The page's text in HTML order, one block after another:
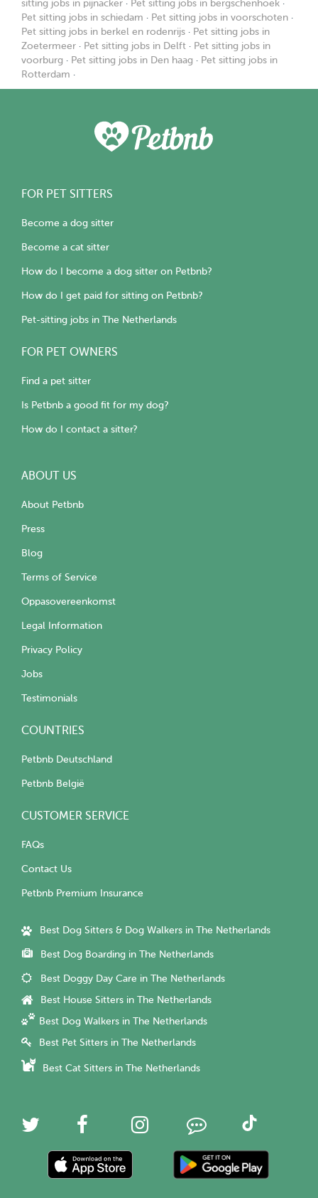
sitting jobs in pijnacker · Pet sitting jobs in bergschenhoek ·
Pet sitting jobs in schiedam · Pet sitting jobs in voorschoten ·
Pet sitting jobs in berkel en rodenrijs · Pet sitting jobs in
Zoetermeer · Pet sitting jobs in Delft · Pet sitting jobs in
voorburg · Pet sitting jobs in Den haag · Pet sitting jobs in
Rotterdam ·
FOR PET SITTERS
Become a dog sitter
Become a cat sitter
How do I become a dog sitter on Petbnb?
How do I get paid for sitting on Petbnb?
Pet-sitting jobs in The Netherlands
FOR PET OWNERS
Find a pet sitter
Is Petbnb a good fit for my dog?
How do I contact a sitter?
ABOUT US
About Petbnb
Press
Blog
Terms of Service
Oppasovereenkomst
Legal Information
Privacy Policy
Jobs
Testimonials
COUNTRIES
Petbnb Deutschland
Petbnb België
CUSTOMER SERVICE
FAQs
Contact Us
Petbnb Premium Insurance
Best Dog Sitters & Dog Walkers in The Netherlands
Best Dog Boarding in The Netherlands
Best Doggy Day Care in The Netherlands
Best House Sitters in The Netherlands
Best Dog Walkers in The Netherlands
Best Pet Sitters in The Netherlands
Best Cat Sitters in The Netherlands